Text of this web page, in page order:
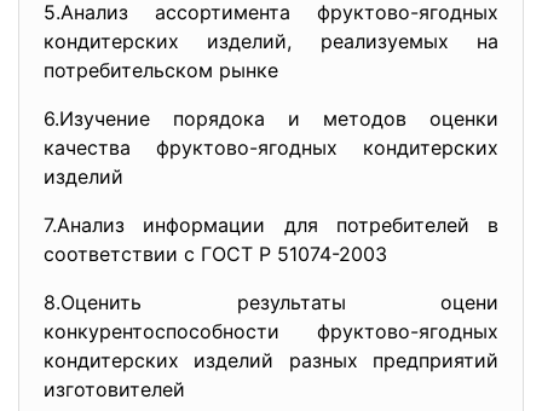
5.Анализ ассортимента фруктово-ягодных
кондитерских изделий, реализуемых на
потребительском рынке
6.Изучение порядока и методов оценки
качества фруктово-ягодных кондитерских
изделий
7.Анализ информации для потребителей в
соответствии с ГОСТ Р 51074-2003
8.Оценить результаты оцени
конкурентоспособности фруктово-ягодных
кондитерских изделий разных предприятий
изготовителей